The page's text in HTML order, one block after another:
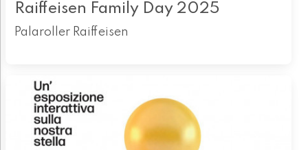
Raiffeisen Family Day 2025
Palaroller Raiffeisen